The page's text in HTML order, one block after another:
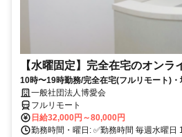
【水曜固定】完全在宅のオンラ
10時〜19時勤務/完全在宅(フルリモート)
業務一般社団法人博愛会
フルリモート
日給32,000円～80,000円
勤務時間・曜日: ✅勤務時間 毎週水曜